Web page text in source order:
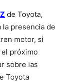
de Toyota,
la presencia de
motor, si
próximo
sobre las
Toyota